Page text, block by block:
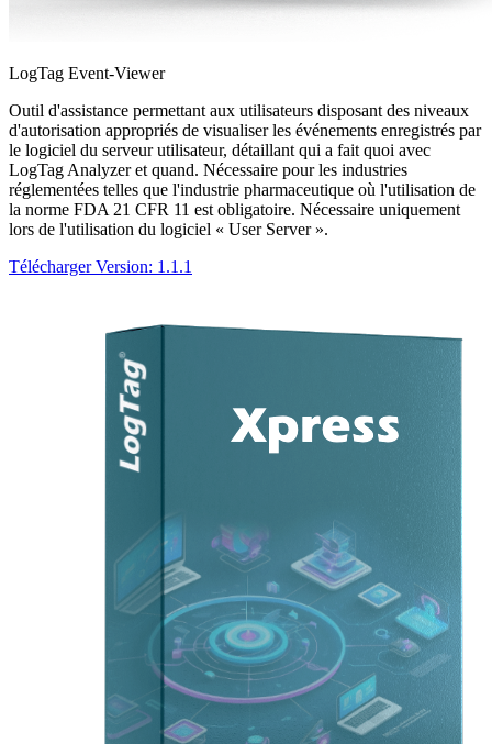
LogTag Event-Viewer
Outil d'assistance permettant aux utilisateurs disposant des niveaux
d'autorisation appropriés de visualiser les événements enregistrés par
le logiciel du serveur utilisateur, détaillant qui a fait quoi avec
LogTag Analyzer et quand. Nécessaire pour les industries
réglementées telles que l'industrie pharmaceutique où l'utilisation de
la norme FDA 21 CFR 11 est obligatoire. Nécessaire uniquement
lors de l'utilisation du logiciel « User Server ».
TéléchargerVersion: 1.1.1